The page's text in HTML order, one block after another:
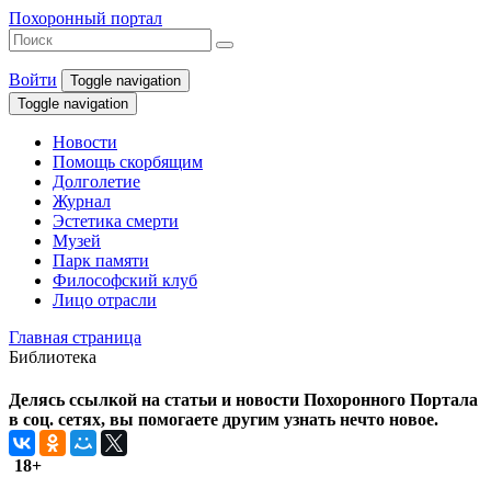
Похоронный портал
Войти
Toggle navigation
Toggle navigation
Новости
Помощь скорбящим
Долголетие
Журнал
Эстетика смерти
Музей
Парк памяти
Философский клуб
Лицо отрасли
Главная страница
Библиотека
Делясь ссылкой на статьи и новости Похоронного Портала
в соц. сетях, вы помогаете другим узнать нечто новое.
18+